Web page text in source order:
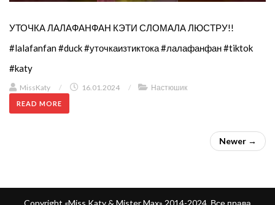
УТОЧКА ЛАЛАФАНФАН КЭТИ СЛОМАЛА ЛЮСТРУ!!
#lalafanfan #duck #уточкаизтиктока #лалафанфан #tiktok
#katy
MissKaty / 16.01.2024 / Настюшик
READ MORE
Newer →
Copyright «Miss Katy & Mister Max» 2014-2024. Все права